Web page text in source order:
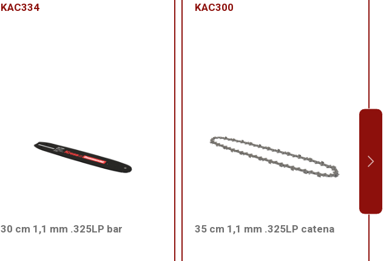
KAC334
30 cm 1,1 mm .325LP bar
KAC300
35 cm 1,1 mm .325LP catena